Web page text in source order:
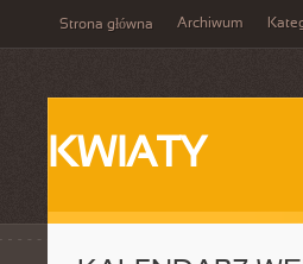
Strona główna Archiwum
KWIATY